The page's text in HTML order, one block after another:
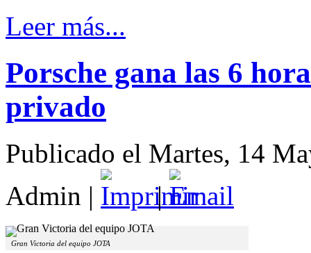
Leer más...
Porsche gana las 6
privado
Publicado el Martes, 14
Admin | |
Gran Victoria del equipo JOTA